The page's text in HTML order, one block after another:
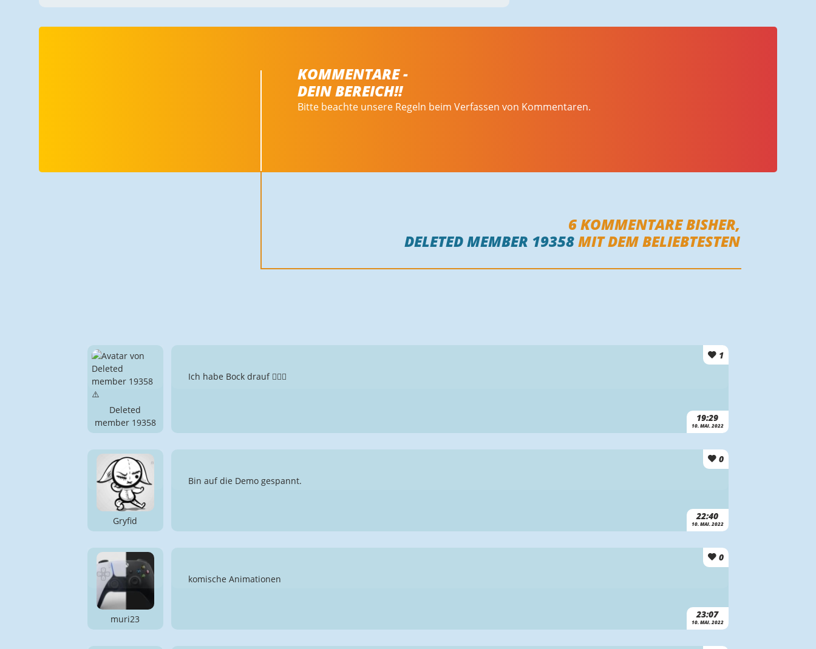
KOMMENTARE -
DEIN BEREICH!!
Bitte beachte unsere Regeln beim Verfassen von Kommentaren.
6KOMMENTARE BISHER,
DELETED MEMBER 19358MIT DEM BELIEBTESTEN
Deleted
member 19358
1
19:29
10. MAI. 2022
Ich habe Bock drauf 🤷🏻‍♂️
Gryfid
0
22:40
10. MAI. 2022
Bin auf die Demo gespannt.
muri23
0
23:07
10. MAI. 2022
komische Animationen